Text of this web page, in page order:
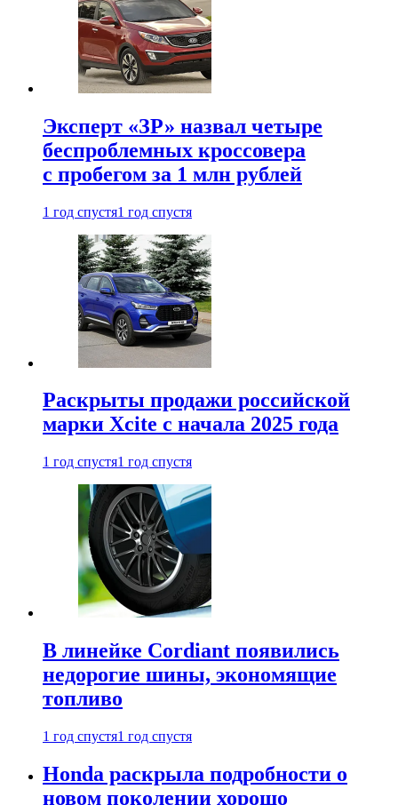
Эксперт «ЗР» назвал четыре
беспроблемных кроссовера
с пробегом за 1 млн рублей
1 год спустя1 год спустя
Раскрыты продажи российской
марки Xcite с начала 2025 года
1 год спустя1 год спустя
В линейке Cordiant появились
недорогие шины, экономящие
топливо
1 год спустя1 год спустя
Honda раскрыла подробности о
новом поколении хорошо